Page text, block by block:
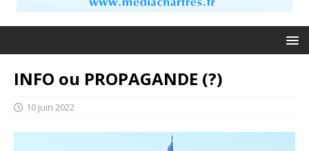
INFO ou PROPAGANDE (?)
10 juin 2022